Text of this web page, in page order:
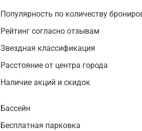
Популярность по количеству
Рейтинг согласно отзывам
Звездная классификация
Расстояние от центра города
Наличие акций и скидок
Бассейн
Бесплатная парковка